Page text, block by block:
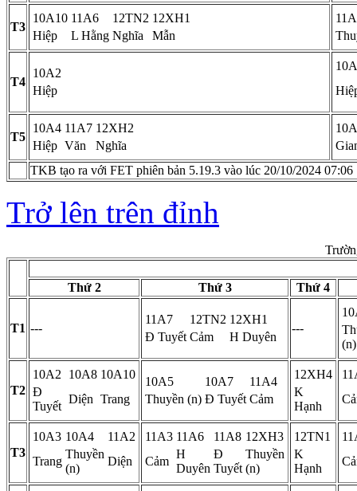
T3
10A10 11A6 12TN2 12XH1
Hiệp
L Hằng Nghĩa Mẫn
T4
10A2
Hiệp
T5
10A4 11A7 12XH2
Hiệp Văn Nghĩa
TKB tạo ra với FET phiên bản 5.19.3 vào lúc 20/10/2024 07:06
Trở lên trên đỉnh
Thứ 2 Thứ 3 Thứ 4
T1 ---
11A7 12TN2 12XH1
Đ Tuyết Cảm H Duyên
---
(n)
T2
10A2 10A8 10A10
Đ
Tuyết
Diện Trang
10A5 10A7
11A4
Thuyền (n) Đ Tuyết Cảm
12XH4
K
Hạnh
T3
10A3 10A4
11A2
Trang
Thuyền
(n)
Diện
11A3 11A6 11A8 12XH3
Cảm
H
Duyên
Đ
Tuyết
Thuyền
(n)
12TN1
K
Hạnh